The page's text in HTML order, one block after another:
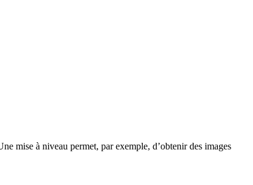
mise à niveau permet, par exemple, d’obtenir des images